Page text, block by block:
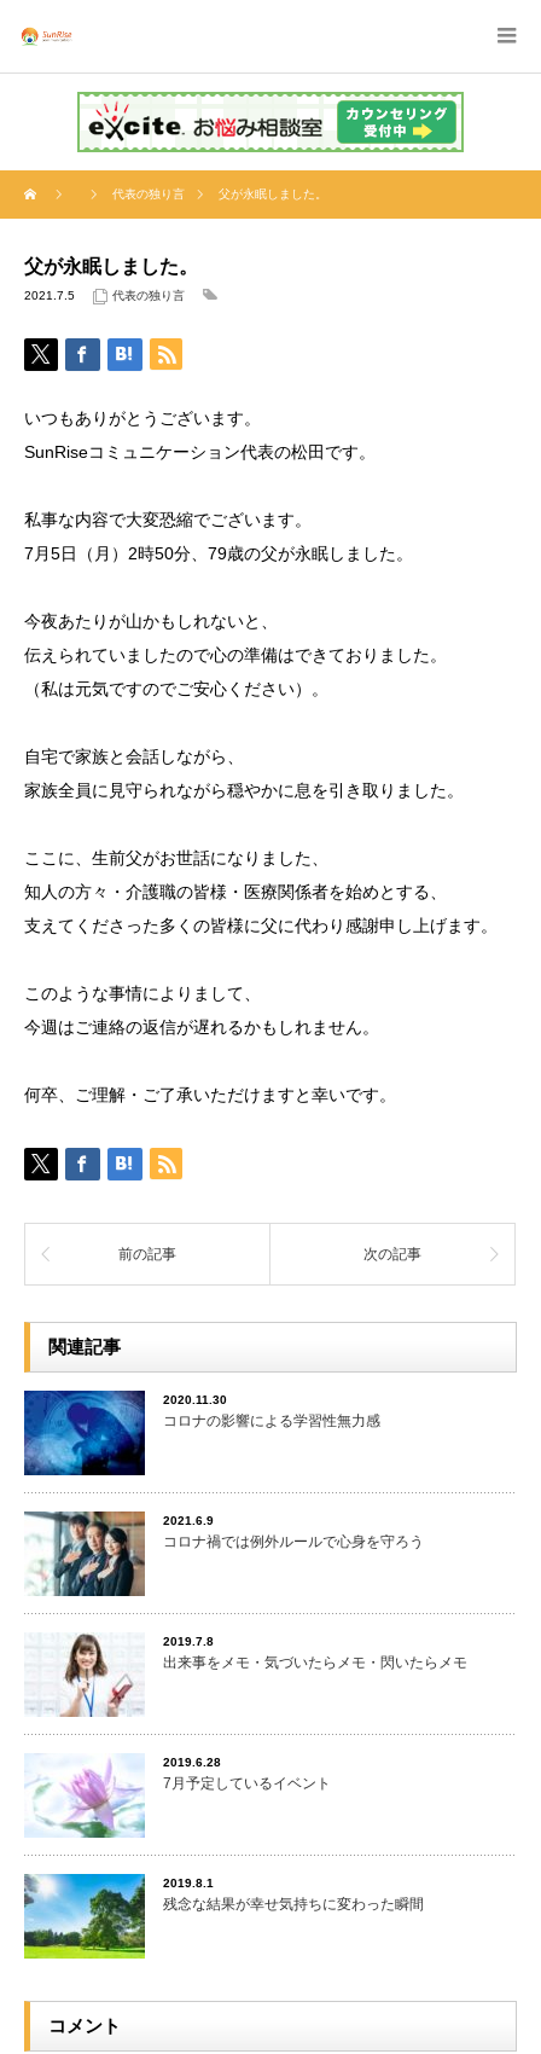
代表の独り言 父が永眠しました。
父が永眠しました。
2021.7.5 代表の独り言
いつもありがとうございます。
SunRiseコミュニケーション代表の松田です。
私事な内容で大変恐縮でございます。
7月5日（月）2時50分、79歳の父が永眠しました。
今夜あたりが山かもしれないと、
伝えられていましたので心の準備はできておりました。
（私は元気ですのでご安心ください）。
自宅で家族と会話しながら、
家族全員に見守られながら穏やかに息を引き取りました。
ここに、生前父がお世話になりました、
知人の方々・介護職の皆様・医療関係者を始めとする、
支えてくださった多くの皆様に父に代わり感謝申し上げます。
このような事情によりまして、
今週はご連絡の返信が遅れるかもしれません。
何卒、ご理解・ご了承いただけますと幸いです。
前の記事 次の記事
関連記事
2020.11.30
コロナの影響による学習性無力感
2021.6.9
コロナ禍では例外ルールで心身を守ろう
2019.7.8
出来事をメモ・気づいたらメモ・閃いたらメモ
2019.6.28
7月予定しているイベント
2019.8.1
残念な結果が幸せ気持ちに変わった瞬間
コメント